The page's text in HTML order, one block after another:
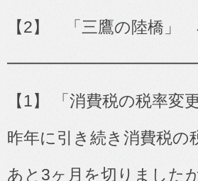
【2】 「三鷹の陸橋」
【1】 「消費税の税率
昨年に引き続き消費税
あと 3ヶ月を切りました